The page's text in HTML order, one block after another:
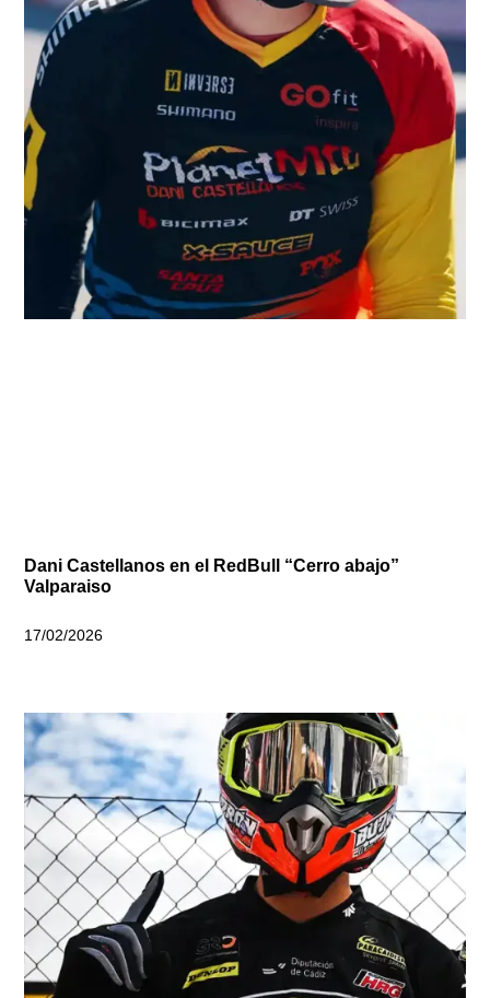
Dani Castellanos en el RedBull “Cerro abajo”
Valparaiso
17/02/2026